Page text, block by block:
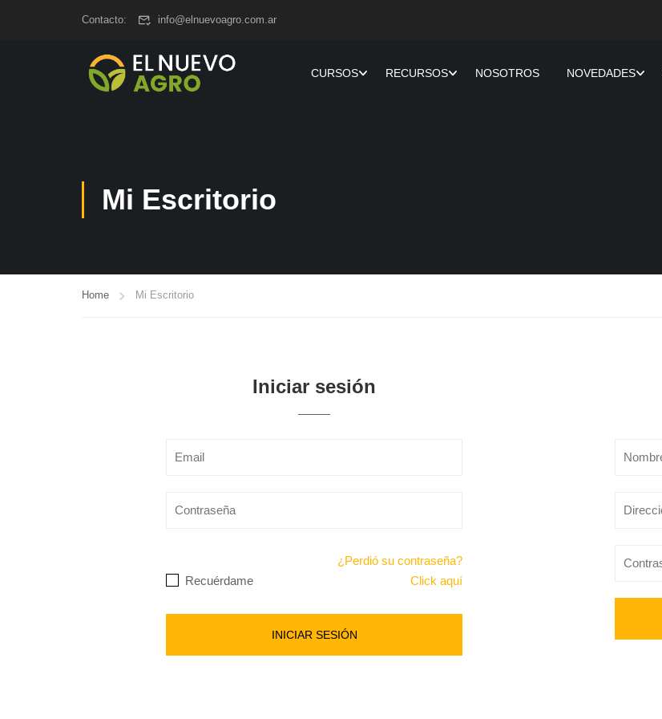
Contacto: info@elnuevoagro.com.ar
CURSOS RECURSOS NOSOTROS NOVEDADES
Mi Escritorio
Home Mi Escritorio
Iniciar sesión
Recuérdame
¿Perdió su contraseña?
Click aquí